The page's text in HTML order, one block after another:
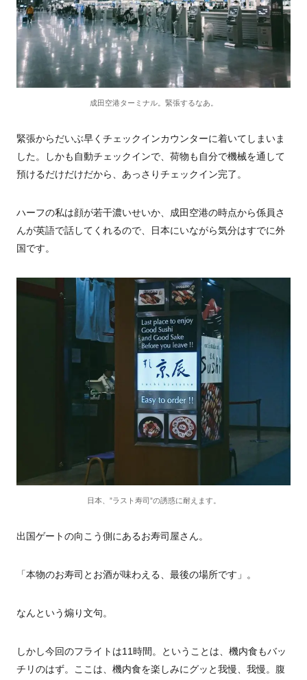
成田空港ターミナル。緊張するなあ。
緊張からだいぶ早くチェックインカウンターに着いてしまいま
した。しかも自動チェックインで、荷物も自分で機械を通して
預けるだけだけだから、あっさりチェックイン完了。
ハーフの私は顔が若干濃いせいか、成田空港の時点から係員さ
んが英語で話してくれるので、日本にいながら気分はすでに外
国です。
日本、”ラスト寿司”の誘惑に耐えます。
出国ゲートの向こう側にあるお寿司屋さん。
「本物のお寿司とお酒が味わえる、最後の場所です」。
なんという煽り文句。
しかし今回のフライトは11時間。ということは、機内食もバッ
チリのはず。ここは、機内食を楽しみにグッと我慢、我慢。腹